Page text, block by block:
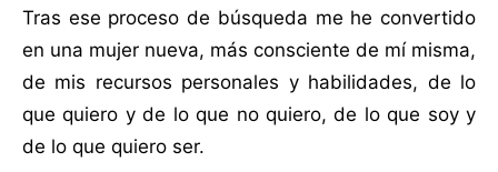
Tras ese proceso de búsqueda me he convertido
en una mujer nueva, más consciente de mí misma,
de mis recursos personales y habilidades, de lo
que quiero y de lo que no quiero, de lo que soy y
de lo que quiero ser.